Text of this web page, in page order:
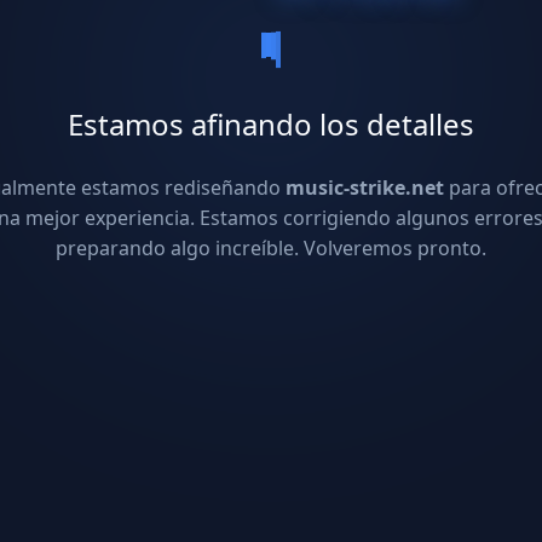
Estamos afinando los detalles
estamos rediseñando music-strike.net para
mejor experiencia. Estamos corrigiendo algunos
preparando algo increíble. Volveremos pronto.